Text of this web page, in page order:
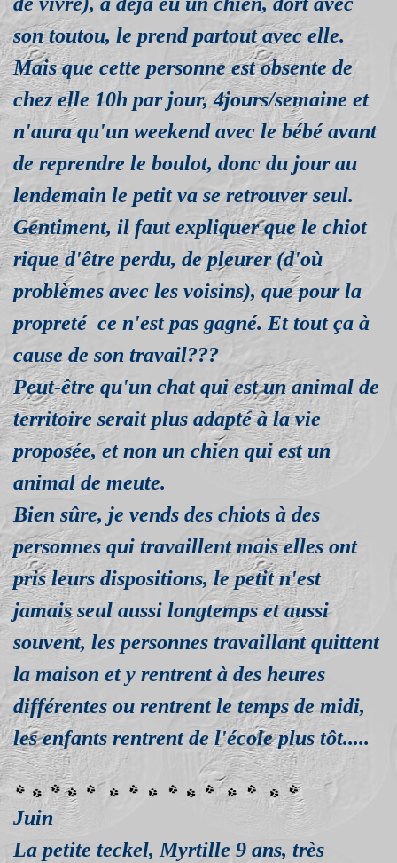
son toutou, le prend partout avec elle.
Mais que cette personne est obsente de
chez elle 10h par jour, 4jours/semaine et
n'aura qu'un weekend avec le bébé avant
de reprendre le boulot, donc du jour au
lendemain le petit va se retrouver seul.
Gentiment, il faut expliquer que le chiot
rique d'être perdu, de pleurer (d'où
problèmes avec les voisins), que pour la
propreté ce n'est pas gagné. Et tout ça à
cause de son travail???
Peut-être qu'un chat qui est un animal de
territoire serait plus adapté à la vie
proposée, et non un chien qui est un
animal de meute.
Bien sûre, je vends des chiots à des
personnes qui travaillent mais elles ont
pris leurs dispositions, le petit n'est
jamais seul aussi longtemps et aussi
souvent, les personnes travaillant quittent
la maison et y rentrent à des heures
différentes ou rentrent le temps de midi,
les enfants rentrent de l'école plus tôt.....
Juin
La petite teckel, Myrtille 9 ans, très